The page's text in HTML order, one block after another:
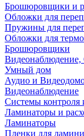
Брошюровщики и
Обложки для
Пружины для
Обложки для
Брошюровщики
Умный дом
Аудио и
Видеонаблюдение
Системы контроля
Ламинаторы и
Ламинаторы
Пленки для